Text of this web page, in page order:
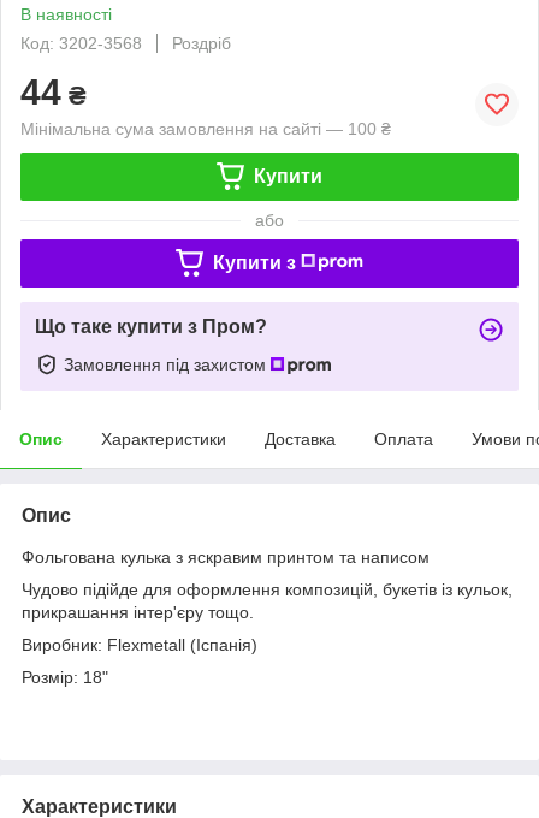
В наявності
Код: 3202-3568
Роздріб
44 ₴
Мінімальна сума замовлення на сайті — 100 ₴
Купити
або
Купити з
Що таке купити з Пром?
Замовлення під захистом
Опис Характеристики Доставка Оплата Умови
Опис
Фольгована кулька з яскравим принтом та написом
Чудово підійде для оформлення композицій, букетів із кульок,
прикрашання інтер'єру тощо.
Виробник: Flexmetall (Іспанія)
Розмір: 18"
Характеристики